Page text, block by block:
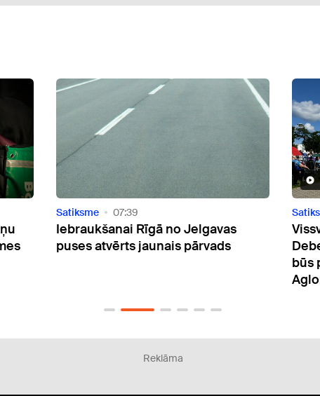
Satiksme 11:22
Vissvētākās Jaunavas Marijas
Debesīs uzņemšanas svētku laikā
Reklāma